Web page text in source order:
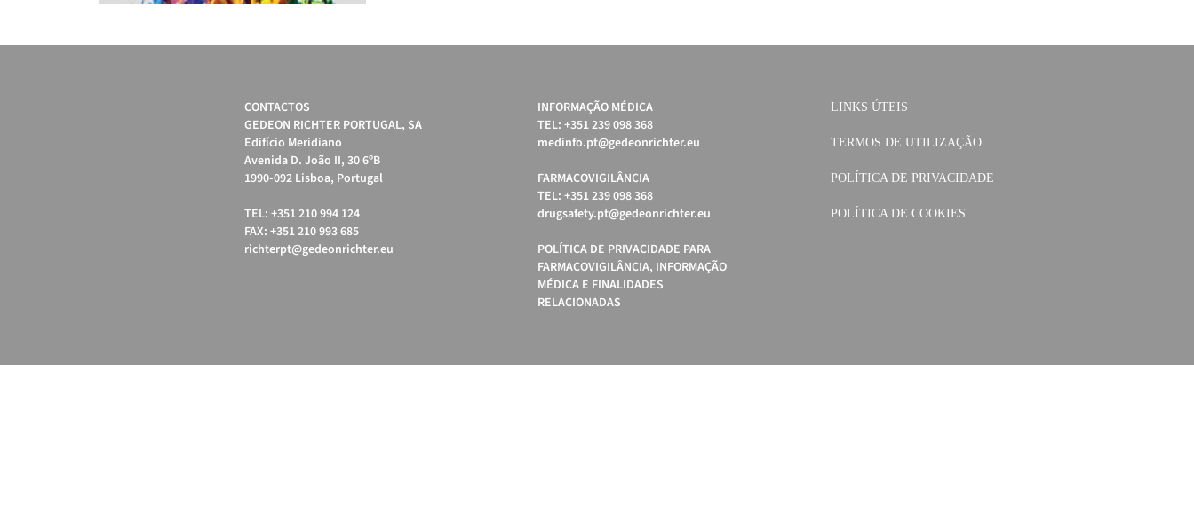
CONTACTOS
GEDEON RICHTER PORTUGAL, SA
Edifício Meridiano
Avenida D. João II, 30 6ºB
1990-092 Lisboa, Portugal
TEL: +351 210 994 124
FAX: +351 210 993 685
richterpt@gedeonrichter.eu
INFORMAÇÃO MÉDICA
TEL: +351 239 098 368
medinfo.pt@gedeonrichter.eu
FARMACOVIGILÂNCIA
TEL: +351 239 098 368
drugsafety.pt@gedeonrichter.eu
POLÍTICA DE PRIVACIDADE PARA
FARMACOVIGILÂNCIA, INFORMAÇÃO
MÉDICA E FINALIDADES
RELACIONADAS
LINKS ÚTEIS
TERMOS DE UTILIZAÇÃO
POLÍTICA DE PRIVACIDADE
POLÍTICA DE COOKIES